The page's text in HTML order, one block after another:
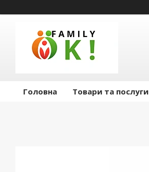
Головна Товари та послуги